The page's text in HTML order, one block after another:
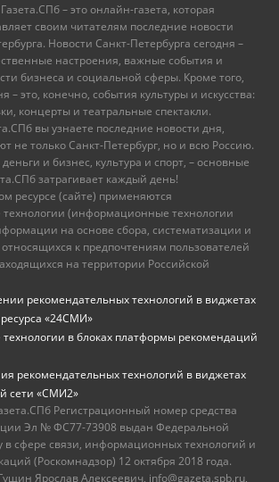
– это онлайн-газета, которая
своим читателям последние новости
Новости Санкт-Петербурга сегодня –
настроения, важные события и
бизнеса и социальной сферы. Кроме того,
– это, конечно, события культуры и искусства:
концерты и театральные спектакли.
вы узнаете последние новости дня,
не только Санкт-Петербург, но и всю Россию.
и бизнес, культура и спорт, – основные
затрагивает каждый день!
ресурсе (сайте) применяются
(информационные технологии
на основе сбора, систематизации и
к предпочтениям пользователей
на территории Российской
рекомендательных технологий в виджетах
«24СМИ»
в блоках платформы рекомендаций
рекомендательных технологий в виджетах
сети «СМИ2»
Регистрационный номер средства
Эл № ФС77-73908 выдан Федеральной
в сфере связи, информационных технологий и
(Роскомнадзор) 12 октября 2018 года.
Ярослав Алексеевич, info@gazeta.spb.ru,